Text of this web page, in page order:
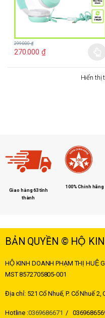
270.000 ₫
299.000₫
Hiển thị
Giao hàng 63 tỉnh
thành
100% Chính hãng
BẢN QUYỀN © HỘ
HỘ KINH DOANH PHẠM THỊ HUỆ
MST8572705805-001
Địa chỉ: 521 Cổ Nhuế, P. Cổ Nhuế 2,
Hotline :0369686671 /